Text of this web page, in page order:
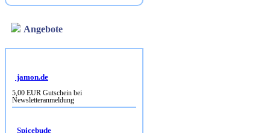
Angebote
jamon.de
5,00 EUR Gutschein bei
Newsletteranmeldung
Spicebude